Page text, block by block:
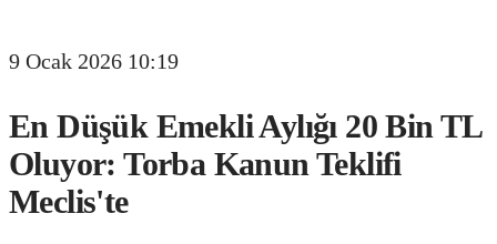
9 Ocak 2026 10:19
En Düşük Emekli Aylığı 20 Bin TL
Oluyor: Torba Kanun Teklifi
Meclis'te